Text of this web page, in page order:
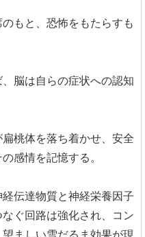
もと、恐怖をもたらすも
脳は自らの症状への認知
桃体を落ち着かせ、安全
感情を記憶する。
伝達物質と神経栄養因子
ぐ回路は強化され、コン